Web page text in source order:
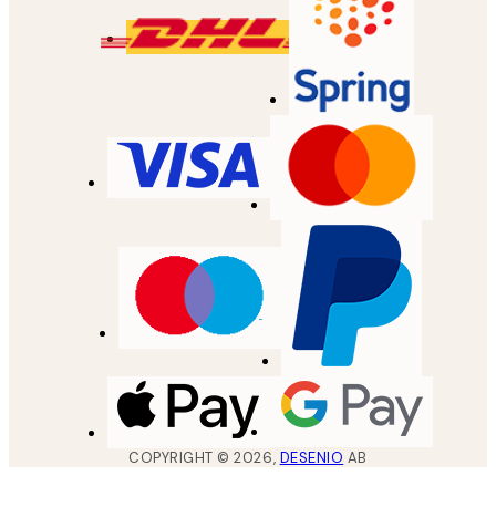
COPYRIGHT ©2026, DESENIO AB